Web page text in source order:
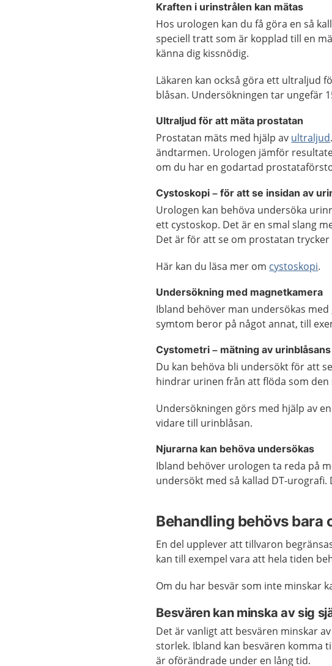
Kraften i urinstrålen kan mätas
Hos urologen kan du få göra en så
speciell tratt som är kopplad till en
känna dig kissnödig.
Läkaren kan också göra ett ultraljud
blåsan. Undersökningen tar ungefär
Ultraljud för att mäta prostatan
Prostatan mäts med hjälp av ultraljud
ändtarmen. Urologen jämför
om du har en godartad
Cystoskopi – för att se insidan av
Urologen kan behöva undersöka
ett cystoskop. Det är en smal slang
Det är föratt se om prostatan
Här kan du läsa mer om cystoskopi.
Undersökning med magnetkamera
Ibland behöver man undersökas med
symtom beror på något annat, till
Cystometri – mätning av
Du kan behöva bli undersökt för att
hindrar urinen från att flöda som den
Undersökningen görs med hjälp av
vidare till urinblåsan.
Njurarna kan behöva undersökas
Ibland behöver urologen ta reda på
undersökt med så kallad DT-urografi.
Behandling behövs bara
En del upplever att tillvaron
kan till exempel vara att hela tiden
Om du har besvär som inte minskar
Besvären kan minska av sig
Det är vanligt att besvären minskar
storlek. Ibland kan besvären komma
är oförändrade under en lång tid.